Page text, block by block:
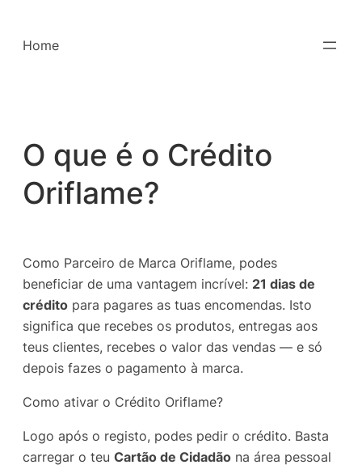
para
Home
O que é o Crédito
Oriflame?
Como Parceiro de Marca Oriflame, podes
beneficiar de uma vantagem incrível: 21 dias de
crédito para pagares as tuas encomendas. Isto
significa que recebes os produtos, entregas aos
teus clientes, recebes o valor das vendas — e só
depois fazes o pagamento à marca.
Como ativar o Crédito Oriflame?
Logo após o registo, podes pedir o crédito. Basta
carregar o teu Cartão de Cidadão na área pessoal